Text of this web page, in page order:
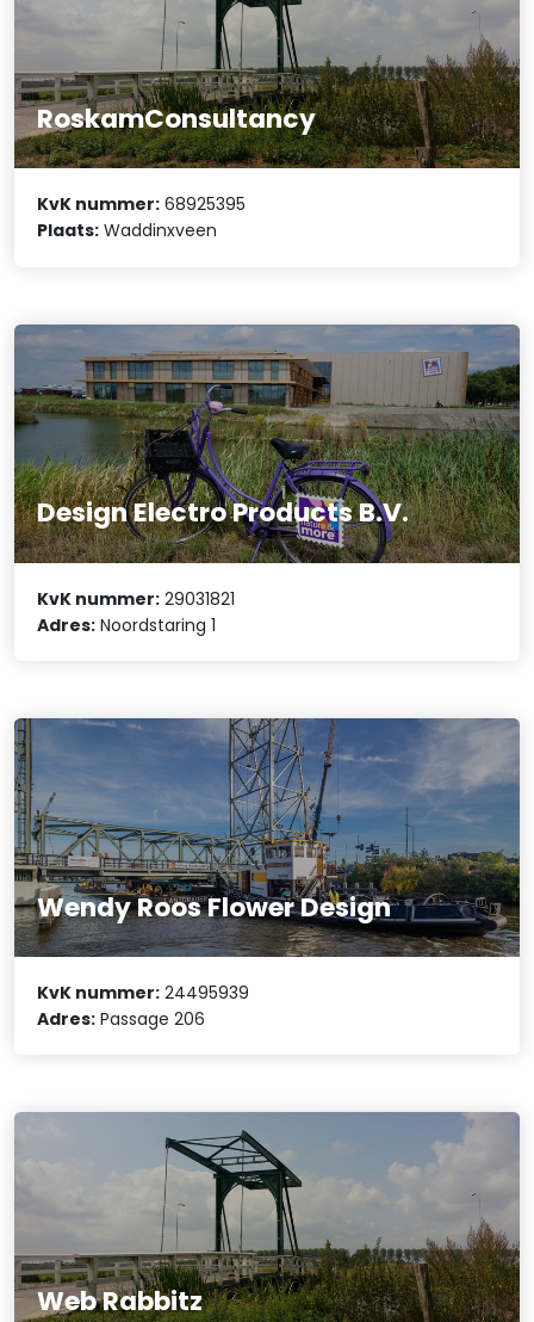
RoskamConsultancy
KvK nummer: 68925395
Plaats: Waddinxveen
Design Electro Products B.V.
KvK nummer: 29031821
Adres: Noordstaring 1
Wendy Roos Flower Design
KvK nummer: 24495939
Adres: Passage 206
Web Rabbitz